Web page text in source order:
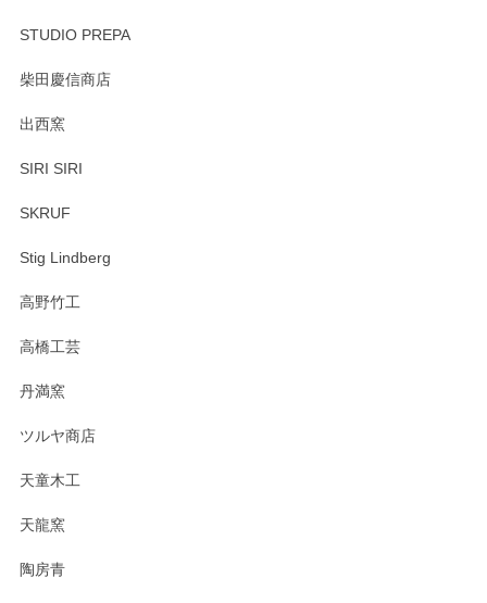
STUDIO PREPA
柴田慶信商店
出西窯
SIRI SIRI
SKRUF
Stig Lindberg
高野竹工
高橋工芸
丹満窯
ツルヤ商店
天童木工
天龍窯
陶房青